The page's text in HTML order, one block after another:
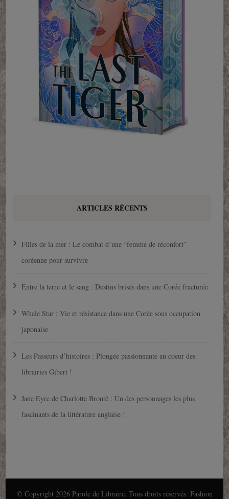
ARTICLES RÉCENTS
Filles de la mer : Le combat d’une “femme de réconfort”
coréenne pour survivre
Entre la terre et le sang : Destins brisés dans une Corée fracturée
Whale Star : Vie et résistance dans une Corée sous occupation
japonaise
Les Passeurs d’histoires : Plongée passionnante au coeur des
librairies Gibert !
Jane Eyre de Charlotte Brontë : Un des personnages les plus
fascinants de la littérature anglaise !
© Copyright 2026 Parole de Libraire. Tous droits réservés. Fashion